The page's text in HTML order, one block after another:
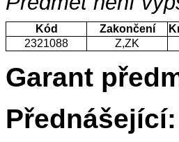
Kód Zakončení
2321088
Z,ZK
Garant
Přednášející: